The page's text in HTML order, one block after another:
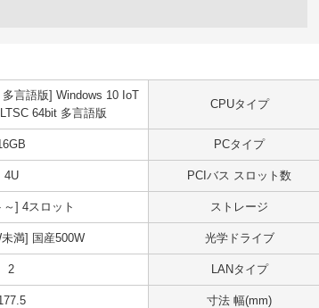
言語版] Windows 10 IoT
64bit 多言語版
CPUタイプ
PCタイプ
4U PCIバス スロット数
～] 4スロット ストレージ
満] 国産500W 光学ドライブ
2 LANタイプ
寸法 幅(mm)